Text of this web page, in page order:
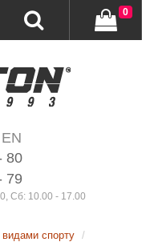
EN
80
79
Сб: 10.00 - 17.00
0
спорту